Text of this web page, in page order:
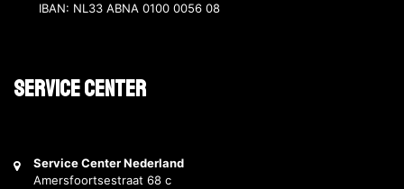
IBAN: NL33 ABNA 0100 0056 08
Service Center
Service Center Nederland
Amersfoortsestraat 68 c